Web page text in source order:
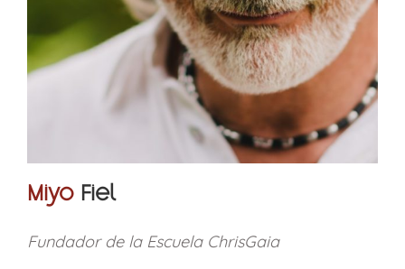
Miyo Fiel
Fundador de la Escuela ChrisGaia